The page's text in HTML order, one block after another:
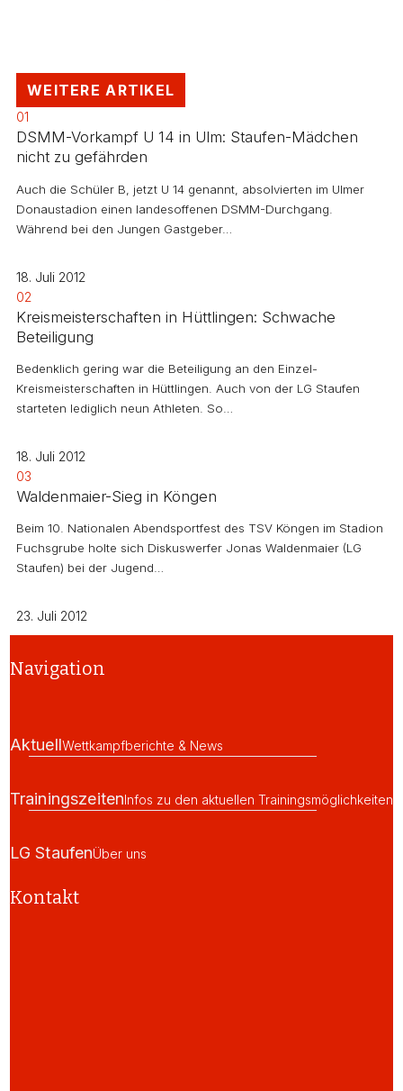
WEITERE ARTIKEL
01
DSMM-Vorkampf U 14 in Ulm: Staufen-Mädchen
nicht zu gefährden
Auch die Schüler B, jetzt U 14 genannt, absolvierten im Ulmer
Donaustadion einen landesoffenen DSMM-Durchgang.
Während bei den Jungen Gastgeber…
18. Juli 2012
02
Kreismeisterschaften in Hüttlingen: Schwache
Beteiligung
Bedenklich gering war die Beteiligung an den Einzel-
Kreismeisterschaften in Hüttlingen. Auch von der LG Staufen
starteten lediglich neun Athleten. So…
18. Juli 2012
03
Waldenmaier-Sieg in Köngen
Beim 10. Nationalen Abendsportfest des TSV Köngen im Stadion
Fuchsgrube holte sich Diskuswerfer Jonas Waldenmaier (LG
Staufen) bei der Jugend…
23. Juli 2012
Navigation
AktuellWettkampfberichte & News
TrainingszeitenInfos zu den aktuellen Trainingsmöglichkeiten
LG StaufenÜber uns
Kontakt